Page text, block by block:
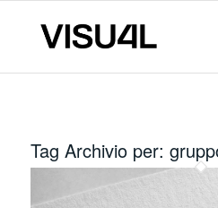
Tag Archivio per: